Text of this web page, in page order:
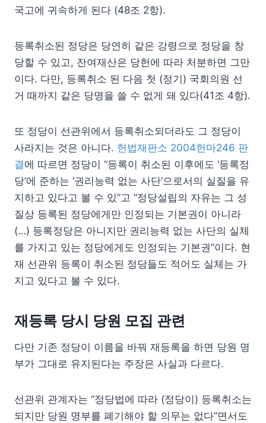
국고에 귀속하게 된다 (48조 2항).
등록취소된 정당은 당연히 같은 강령으로 정당을 창
당할 수 있고, 잔여재산은 당헌에 따라 처분하면 그만
이다. 다만, 등록취소 된 다음 첫 (정기) 국회의원 선
거 때까지 같은 당명을 쓸 수 없게 돼 있다(41조 4항).
또 정당이 선관위에서 등록취소되더라도 그 정당이
사라지는 것은 아니다. 헌법재판소 2004헌마246 판
결에 따르면 정당이 “등록이 취소된 이후에도 ‘등록정
당’에 준하는 ‘권리능력 없는 사단’으로서의 실질을 유
지하고 있다고 볼 수 있”고 “정당설립의 자유는 그 성
질상 등록된 정당에게만 인정되는 기본권이 아니라
(…) 등록정당은 아니지만 권리능력 없는 사단의 실체
를 가지고 있는 정당에게도 인정되는 기본권”이다. 현
재 선관위 등록이 취소된 정당들도 적어도 실체는 가
지고 있다고 볼 수 있다.
재등록 당시 당원 모집 관련
다만 기존 정당이 이름을 바꿔 재등록을 하면 당원 명
부가 그대로 유지된다는 주장은 사실과 다르다.
선관위 관계자는 “정당법에 따라 (정당이) 등록취소는
되지만 당원 명부를 폐기해야 할 의무는 없다”면서도